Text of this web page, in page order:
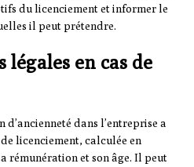
du licenciement et informer le
il peut prétendre.
légales en cas de
d’ancienneté dans l’entreprise a
licenciement, calculée en
rémunération et son âge. Il peut